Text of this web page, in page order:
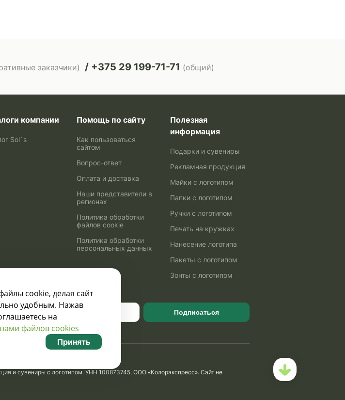
заказчики) +375 29 199-71-71 (общий)
компании
Sol`s
Помощь по сайту
Как пользоваться
сайтом
Вопрос-ответ
Оплата и доставка
Наши представители в
регионах
Политика обработки
файлов cookie
Политика обработки
персональных данных
Полезная
информация
Подарки и сувениры
Рекламная продукция
Майки с логотипом
Папки с логотипом
Ручки с логотипом
Печать на кружках
Нанесение логотипа
Пакеты с логотипом
Зонты с логотипом
скидках
Подписаться
и сувениры с логотипом. УНН 100873745, ООО «Колорэкспресс». Сайт не
cookie, делая сайт
удобным. Нажав
на
файлов cookies
Принять